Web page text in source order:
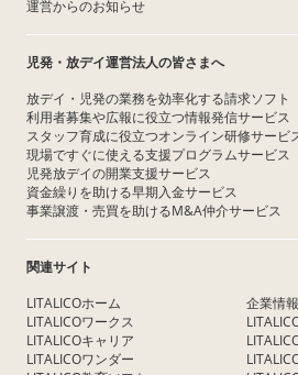
運営からのお知らせ
児発・放デイ運営法人の皆さまへ
放デイ・児発の業務を効率化する請求ソフト
利用者募集や広報に役立つ情報発信サービス
スタッフ育成に役立つオンライン研修サービ
現場ですぐに使える支援プログラムサービス
児発放デイの開業支援サービス
資金繰りを助ける早期入金サービス
事業譲渡・売買を助けるM&A仲介サービス
関連サイト
LITALICOホーム
LITALICOワークス
LITALICOキャリア
LITALICOワンダー
企業情